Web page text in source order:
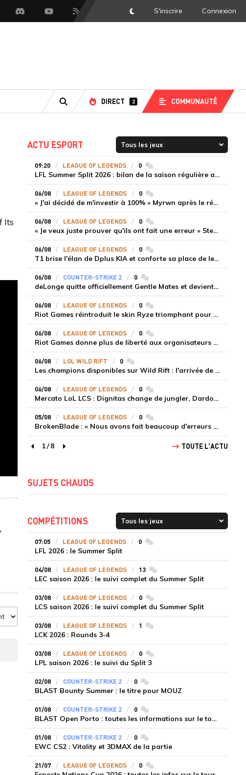
Discord YoutubeFlux RSS DarkMode
S'inscrire Connexion
RECHERCHE
DIRECT 2 COMMUNAUTÉ
Its
ACTU ESPORT
09:20 LEAGUE OF LEGENDS 0commentaires
LFL Summer Split 2026 : bilan de la saison régulière avec Solary en tête
06/08 LEAGUE OF LEGENDS 0commentaires
« J'ai décidé de m'investir à 100% » Myrwn après le réveil de Movistar KOI face à Fnatic
06/08 LEAGUE OF LEGENDS 0commentaires
« Je veux juste prouver qu'ils ont fait une erreur » Stend se confie sur son mercato chaotique et ses ambitions avec Shifters
06/08 LEAGUE OF LEGENDS 0commentaires
T1 brise l'élan de Dplus KIA et conforte sa place de leader en LCK 2026 Rounds 3-4
06/08 COUNTER-STRIKE 2 0commentaires
deLonge quitte officiellement Gentle Mates et devient agent libre
06/08 LEAGUE OF LEGENDS 0commentaires
Riot Games réintroduit le skin Ryze triomphant pour récompenser la scène amateur
06/08 LEAGUE OF LEGENDS 0commentaires
Riot Games donne plus de liberté aux organisateurs de tournois locaux sur League of Legends
06/08 LOL WILD RIFT 0commentaires
Les champions disponibles sur Wild Rift : l'arrivée de Cho'Gath
06/08 LEAGUE OF LEGENDS 0commentaires
Mercato LoL LCS : Dignitas change de jungler, Dardoch fait son retour en LCS, eXyu annonce sa retraite
05/08 LEAGUE OF LEGENDS 0commentaires
BrokenBlade : « Nous avons fait beaucoup d'erreurs bêtes, mais une victoire reste une victoire et c'est une chose dont on peut se réjouir »
page précédente
1/8
page suivante
TOUTE L'ACTU
SUJETS CHAUDS
COMPÉTITIONS
07:05 LEAGUE OF LEGENDS 0commentaires
LFL 2026 : le Summer Split
04/08 LEAGUE OF LEGENDS 13commentaires
LEC saison 2026 : le suivi complet du Summer Split
03/08 LEAGUE OF LEGENDS 0commentaires
LCS saison 2026 : le suivi complet du Summer Split
03/08 LEAGUE OF LEGENDS 1 commentaires
LCK 2026 : Rounds 3-4
03/08 LEAGUE OF LEGENDS 0commentaires
LPL saison 2026 : le suivi du Split 3
02/08 COUNTER-STRIKE 2 0commentaires
BLAST Bounty Summer : le titre pour MOUZ
01/08 COUNTER-STRIKE 2 0commentaires
BLAST Open Porto : toutes les informations sur le tournoi
01/08 COUNTER-STRIKE 2 0commentaires
EWC CS2 : Vitality et 3DMAX de la partie
21/07 LEAGUE OF LEGENDS 0commentaires